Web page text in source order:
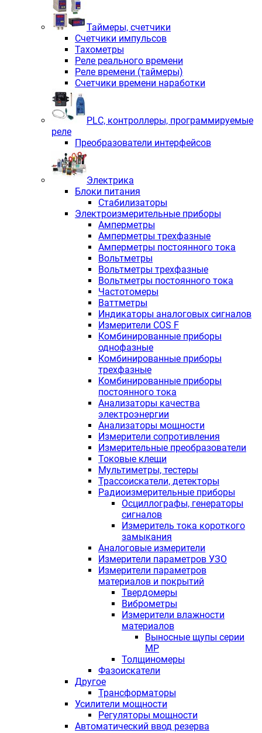
Таймеры, счетчики
Счетчики импульсов
Тахометры
Реле реального времени
Реле времени (таймеры)
Счетчики времени наработки
PLС, контроллеры, программируемые
реле
Преобразователи интерфейсов
Электрика
Блоки питания
Стабилизаторы
Электроизмерительные приборы
Амперметры
Амперметры трехфазные
Амперметры постоянного тока
Вольтметры
Вольтметры трехфазные
Вольтметры постоянного тока
Частотомеры
Ваттметры
Индикаторы аналоговых сигналов
Измерители COS F
Комбинированные приборы
однофазные
Комбинированные приборы
трехфазные
Комбинированные приборы
постоянного тока
Анализаторы качества
электроэнергии
Анализаторы мощности
Измерители сопротивления
Измерительные преобразователи
Токовые клещи
Мультиметры, тестеры
Трассоискатели, детекторы
Радиоизмерительные приборы
Осциллографы, генераторы
сигналов
Измеритель тока короткого
замыкания
Аналоговые измерители
Измерители параметров УЗО
Измерители параметров
материалов и покрытий
Твердомеры
Виброметры
Измерители влажности
материалов
Выносные щупы серии
МР
Толщиномеры
Фазоискатели
Другое
Трансформаторы
Усилители мощности
Регуляторы мощности
Автоматический ввод резерва